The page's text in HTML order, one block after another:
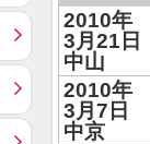
2010年
3月21日
中山
2010年
3月7日
中京